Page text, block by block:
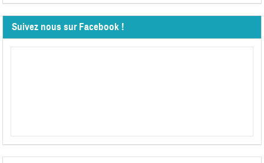
Suivez nous sur Facebook !